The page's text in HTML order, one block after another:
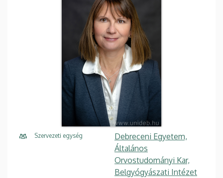
Szervezeti egység
Debreceni Egyetem,
Általános
Orvostudományi Kar,
Belgyógyászati Intézet